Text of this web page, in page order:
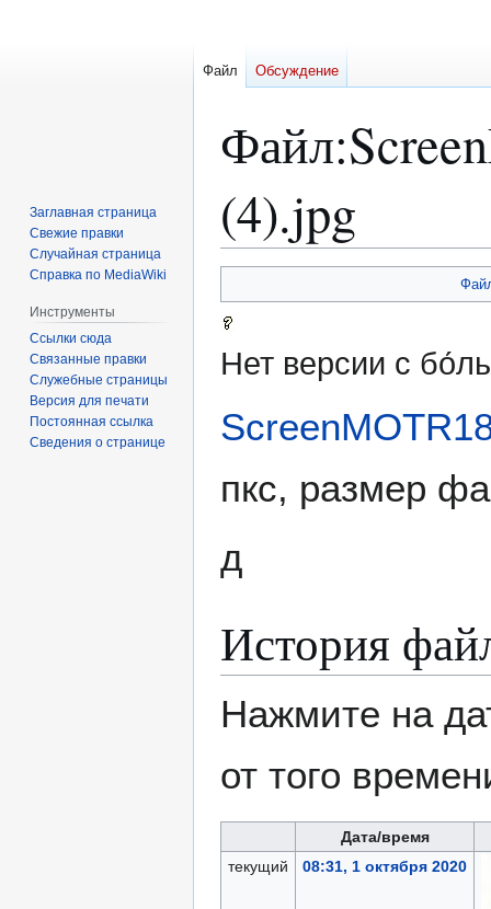
Файл:
(4).jpg
к
навигации
к
поиску
Нет версии с
пкс, размер
д
История
Нажмите на
от того
Дата/время
текущий
08:31, 1 октября 2020
Файл Обсуждение
Заглавная страница
Свежие правки
Случайная страница
Справка по MediaWiki
Инструменты
Ссылки сюда
Связанные правки
Служебные страницы
Версия для печати
Постоянная ссылка
Сведения о странице